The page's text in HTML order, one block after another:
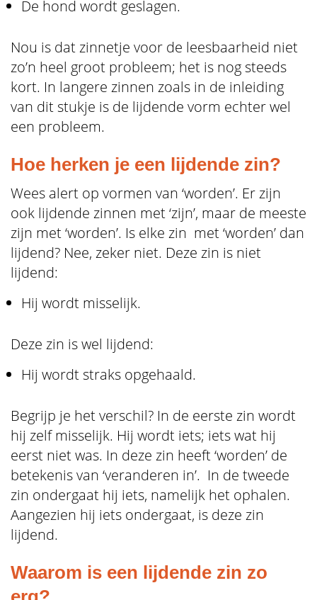
De hond wordt geslagen.
Nou is dat zinnetje voor de leesbaarheid niet
zo’n heel groot probleem; het is nog steeds
kort. In langere zinnen zoals in de inleiding
van dit stukje is de lijdende vorm echter wel
een probleem.
Hoe herken je een lijdende zin?
Wees alert op vormen van ‘worden’. Er zijn
ook lijdende zinnen met ‘zijn’, maar de meeste
zijn met ‘worden’. Is elke zin met ‘worden’ dan
lijdend? Nee, zeker niet. Deze zin is niet
lijdend:
Hij wordt misselijk.
Deze zin is wel lijdend:
Hij wordt straks opgehaald.
Begrijp je het verschil? In de eerste zin wordt
hij zelf misselijk. Hij wordt iets; iets wat hij
eerst niet was. In deze zin heeft ‘worden’ de
betekenis van ‘veranderen in’. In de tweede
zin ondergaat hij iets, namelijk het ophalen.
Aangezien hij iets ondergaat, is deze zin
lijdend.
Waarom is een lijdende zin zo